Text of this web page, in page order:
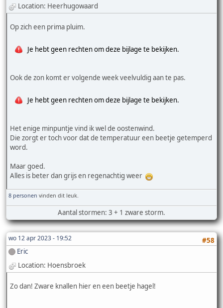
Location: Heerhugowaard
Op zich een prima pluim.
Je hebt geen rechten om deze bijlage te bekijken.
Ook de zon komt er volgende week veelvuldig aan te pas.
Je hebt geen rechten om deze bijlage te bekijken.
Het enige minpuntje vind ik wel de oostenwind.
Die zorgt er toch voor dat de temperatuur een beetje getemperd
word.
Maar goed.
Alles is beter dan grijs en regenachtig weer
8 personen vinden dit leuk.
Aantal stormen: 3 + 1 zware storm.
wo 12 apr 2023 - 19:52
#58
Eric
Location: Hoensbroek
Zo dan! Zware knallen hier en een beetje hagel!